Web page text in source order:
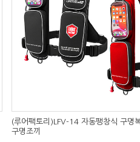
(루어팩토리)LFV-14 자동팽창식 구명
구명조끼